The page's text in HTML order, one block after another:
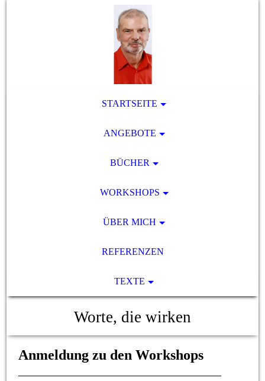
STARTSEITE
ANGEBOTE
BÜCHER
WORKSHOPS
ÜBER MICH
REFERENZEN
TEXTE
Worte, die wirken
Anmeldung zu den Workshops